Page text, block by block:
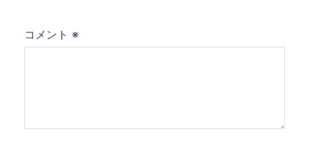
コメント ※